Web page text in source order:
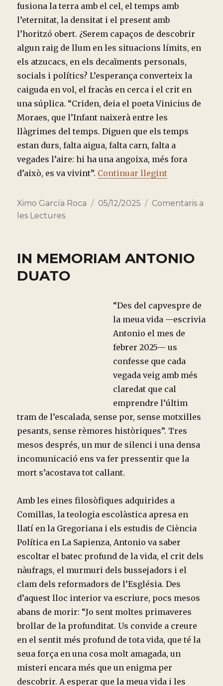
fusiona la terra amb el cel, el temps amb
l’eternitat, la densitat i el present amb
l’horitzó obert. ¿Serem capaços de descobrir
algun raig de llum en les situacions límits, en
els atzucacs, en els decaïments personals,
socials i polítics? L’esperança converteix la
caiguda en vol, el fracàs en cerca i el crit en
una súplica. “Criden, deia el poeta Vinicius de
Moraes, que l’Infant naixerà entre les
llàgrimes del temps. Diguen que els temps
estan durs, falta aigua, falta carn, falta a
vegades l’aire: hi ha una angoixa, més fora
d’això, es va vivint”. Continuar llegint“TRES
Autor
Ximo García Roca
Publicado
05/12/2025 Categorías
Comentaris a
les Lectures
IN MEMORIAM ANTONIO
DUATO
“Des del capvespre de
la meua vida —escrivia
Antonio el mes de
febrer 2025— us
confesse que cada
vegada veig amb més
claredat que cal
emprendre l’últim
tram de l’escalada, sense por, sense motxilles
pesants, sense rèmores històriques”. Tres
mesos després, un mur de silenci i una densa
incomunicació ens va fer pressentir que la
mort s’acostava tot callant.
Amb les eines filosòfiques adquirides a
Comillas, la teologia escolàstica apresa en
llatí en la Gregoriana i els estudis de Ciència
Política en La Sapienza, Antonio va saber
escoltar el batec profund de la vida, el crit dels
nàufrags, el murmuri dels bussejadors i el
clam dels reformadors de l’Església. Des
d’aquest lloc interior va escriure, pocs mesos
abans de morir: “Jo sent moltes primaveres
brollar de la profunditat. Us convide a creure
en el sentit més profund de tota vida, que té la
seua força en una cosa molt amagada, un
misteri encara més que un enigma per
descobrir. A esperar que la meua vida i les